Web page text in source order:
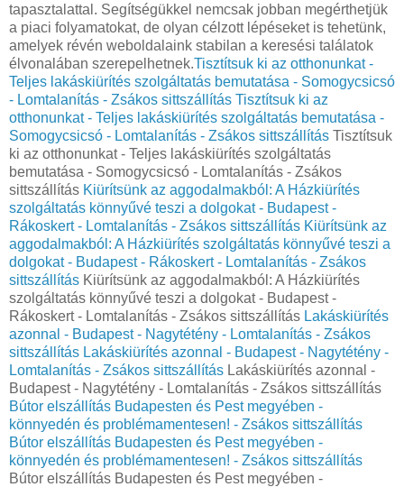
tapasztalattal. Segítségükkel nemcsak jobban megérthetjük
a piaci folyamatokat, de olyan célzott lépéseket is tehetünk,
amelyek révén weboldalaink stabilan a keresési találatok
élvonalában szerepelhetnek.Tisztítsuk ki az otthonunkat -
Teljes lakáskiürítés szolgáltatás bemutatása - Somogycsicsó
- Lomtalanítás - Zsákos sittszállítás Tisztítsuk ki az
otthonunkat - Teljes lakáskiürítés szolgáltatás bemutatása -
Somogycsicsó - Lomtalanítás - Zsákos sittszállítás Tisztítsuk
ki az otthonunkat - Teljes lakáskiürítés szolgáltatás
bemutatása - Somogycsicsó - Lomtalanítás - Zsákos
sittszállítás Kiürítsünk az aggodalmakból: A Házkiürítés
szolgáltatás könnyűvé teszi a dolgokat - Budapest -
Rákoskert - Lomtalanítás - Zsákos sittszállítás Kiürítsünk az
aggodalmakból: A Házkiürítés szolgáltatás könnyűvé teszi a
dolgokat - Budapest - Rákoskert - Lomtalanítás - Zsákos
sittszállítás Kiürítsünk az aggodalmakból: A Házkiürítés
szolgáltatás könnyűvé teszi a dolgokat - Budapest -
Rákoskert - Lomtalanítás - Zsákos sittszállítás Lakáskiürítés
azonnal - Budapest - Nagytétény - Lomtalanítás - Zsákos
sittszállítás Lakáskiürítés azonnal - Budapest - Nagytétény -
Lomtalanítás - Zsákos sittszállítás Lakáskiürítés azonnal -
Budapest - Nagytétény - Lomtalanítás - Zsákos sittszállítás
Bútor elszállítás Budapesten és Pest megyében -
könnyedén és problémamentesen! - Zsákos sittszállítás
Bútor elszállítás Budapesten és Pest megyében -
könnyedén és problémamentesen! - Zsákos sittszállítás
Bútor elszállítás Budapesten és Pest megyében -